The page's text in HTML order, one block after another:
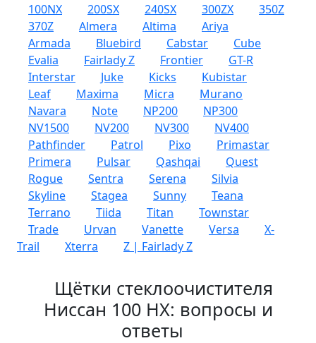
100NX 200SX 240SX 300ZX
350Z
370Z
Almera Altima
Ariya
Armada
Bluebird Cabstar
Cube
Evalia
Fairlady Z Frontier
GT-R
Interstar
Juke Kicks
Kubistar
Leaf
Maxima Micra
Murano
Navara
Note NP200
NP300
NV1500
NV200 NV300
NV400
Pathfinder
Patrol Pixo
Primastar
Primera
Pulsar Qashqai
Quest
Rogue
Sentra Serena
Silvia
Skyline
Stagea Sunny
Teana
Terrano
Tiida Titan
Townstar
Trade
Urvan Vanette Versa
X-
Trail
Xterra Z | Fairlady Z
Щётки стеклоочистителя
Ниссан 100 НХ: вопросы и
ответы